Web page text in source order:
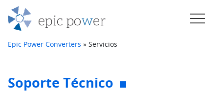
Saltar al contenido
Navegación principal
Epic Power Converters » Servicios
Soporte Técnico